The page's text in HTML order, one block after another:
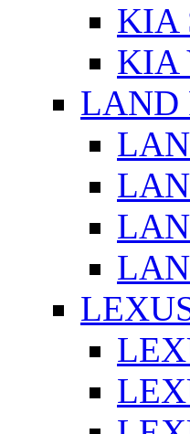
KIA
KIA
LAND